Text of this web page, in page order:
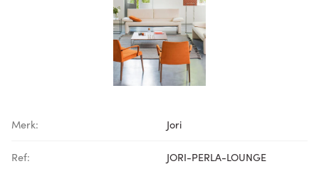
Merk: Jori
Ref: JORI-PERLA-LOUNGE